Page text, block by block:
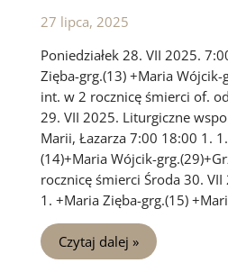
27 lipca, 2025
Poniedziałek 28. VII 2025.
Zięba-grg.(13) +Maria Wójcik-
int. w 2 rocznicę śmierci of.
29. VII 2025. Liturgiczne
Marii, Łazarza 7:00 18:00 1.
(14)+Maria Wójcik-
rocznicę śmierci Środa 30.
1. +Maria Zięba-grg.(15)
Intencje
Mszalne
28.07
Czytaj dalej »